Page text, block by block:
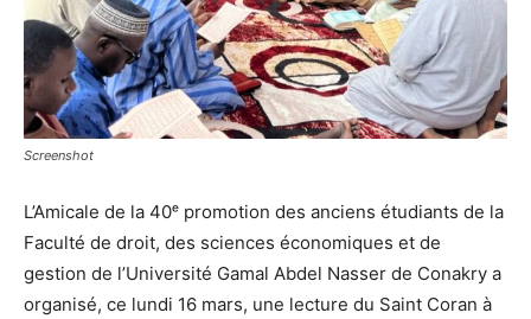
Screenshot
L’Amicale de la 40ᵉ promotion des anciens étudiants de la
Faculté de droit, des sciences économiques et de
gestion de l’Université Gamal Abdel Nasser de Conakry a
organisé, ce lundi 16 mars, une lecture du Saint Coran à